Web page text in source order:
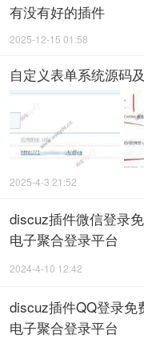
有没有好的插件
2025-12-15 01:58
自定义表单系统源码
2025-4-3 21:52
discuz插件微信登录
电子聚合登录平台
2024-4-10 12:42
discuz插件QQ登录免
电子聚合登录平台